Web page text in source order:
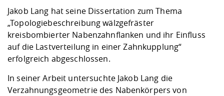
Checkliste zum
und Physik
Lebenslagen
Studentenwerk
Career Service
Lehren,
Weiterbilden im
Formulare und
Gründung und
Kooperationen
Klimaschutz &
Informatik/
Landbau/
Maschinenbau
Angebote für Unternehmen
Kontakt und Anfahrt
Jakob Lang hat seine Dissertation zum Thema
„Topologiebeschreibung wälzgefräster
kreisbombierter Nabenzahnflanken und ihr Einfluss
auf die Lastverteilung in einer Zahnkupplung“
erfolgreich abgeschlossen.
In seiner Arbeit untersuchte Jakob Lang die
Verzahnungsgeometrie des Nabenkörpers von